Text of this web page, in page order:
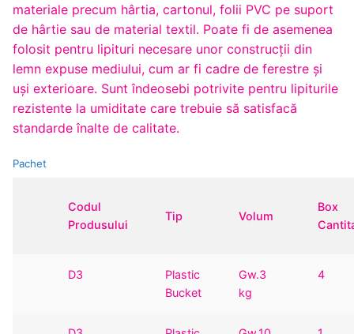
materiale precum hârtia, cartonul, folii PVC pe suport
de hârtie sau de material textil. Poate fi de asemenea
folosit pentru lipituri necesare unor construcţii din
lemn expuse mediului, cum ar fi cadre de ferestre şi
uşi exterioare. Sunt îndeosebi potrivite pentru lipiturile
rezistente la umiditate care trebuie să satisfacă
standarde înalte de calitate.
Pachet
Codul
Produsului
Tip Volum
Box
D3
Plastic
Bucket
Gw.3
kg
4